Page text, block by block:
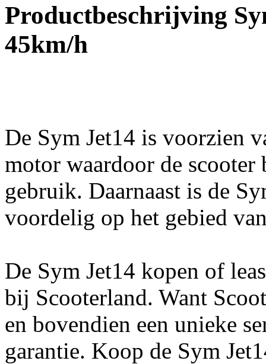
Productbeschrijving
45km/h
De Sym Jet14 is voorzien
motor waardoor de
gebruik. Daarnaast is de
voordelig op het gebied
De Sym Jet14 kopen of
bij Scooterland. Want
en bovendien een unieke
garantie. Koop de Sym